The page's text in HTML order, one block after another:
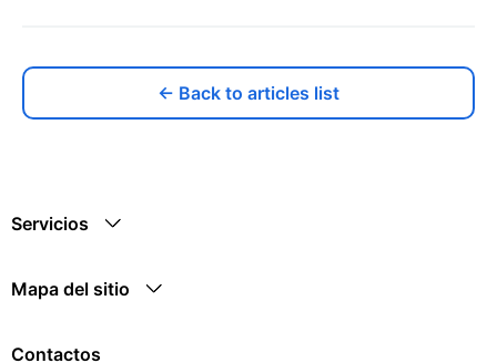
← Back to articles list
Servicios
Mapa del sitio
Contactos